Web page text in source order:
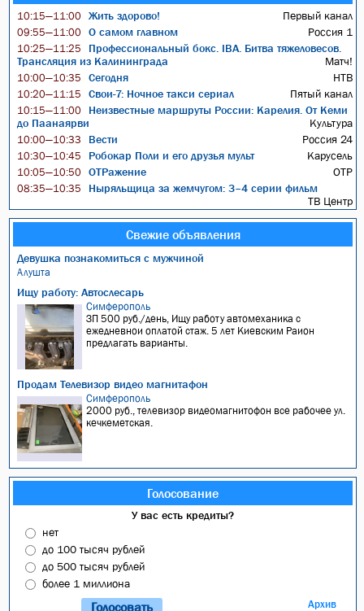
10:15—11:00 Жить здорово! Первый канал
09:55—11:00 О самом главном Россия 1
10:25—11:25
Профессиональный бокс. IBA. Битва тяжеловесов.
Трансляция из Калининграда
Матч!
10:00—10:35 Сегодня НТВ
10:20—11:15 Свои-7: Ночное такси сериал Пятый канал
10:15—11:00
Неизвестные маршруты России: Карелия. От Кеми
до Паанаярви
Культура
10:00—10:33 Вести Россия 24
10:30—10:45 Робокар Поли и его друзья мульт Карусель
10:05—10:50 ОТРажение ОТР
08:35—10:35
Ныряльщица за жемчугом: 3–4 серии фильм
ТВ Центр
Свежие объявления
Девушка познакомиться с мужчиной
Алушта
Ищу работу: Автослесарь
Симферополь
ЗП 500 руб./день, Ищу работу автомеханика с
ежедневнои оплатой стаж. 5 лет Киевским Раион
предлагать варианты.
Продам Телевизор видео магнитафон
Симферополь
2000 руб., телевизор видеомагнитофон все рабочее ул.
кечкеметская.
Голосование
У вас есть кредиты?
нет
до 100 тысяч рублей
до 500 тысяч рублей
более 1 миллиона
Архив